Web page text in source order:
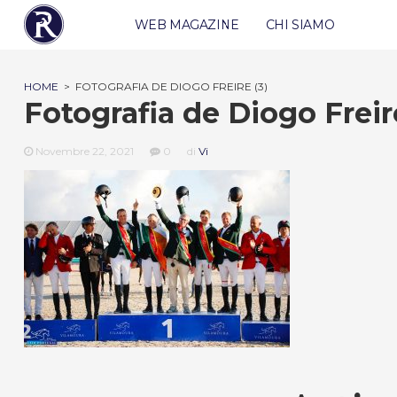
WEB MAGAZINE CHI SIAMO
HOME > FOTOGRAFIA DE DIOGO FREIRE (3)
Fotografia de Diogo
Novembre 22, 2021 0 di Vi